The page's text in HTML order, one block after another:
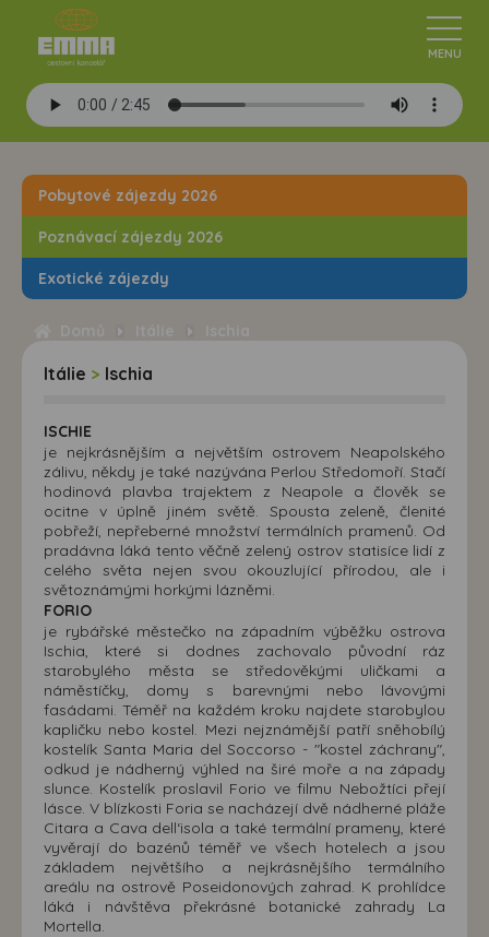
Pobytové zájezdy 2026
Poznávací zájezdy 2026
Exotické zájezdy
Itálie > Ischia
ISCHIE
je nejkrásnějším a největším ostrovem Neapolského
zálivu, někdy je také nazývána Perlou Středomoří. Stačí
hodinová plavba trajektem z Neapole a člověk se
ocitne v úplně jiném světě. Spousta zeleně, členité
pobřeží, nepřeberné množství termálních pramenů. Od
pradávna láká tento věčně zelený ostrov statisíce lidí z
celého světa nejen svou okouzlující přírodou, ale i
světoznámými horkými lázněmi.
FORIO
je rybářské městečko na západním výběžku ostrova
Ischia, které si dodnes zachovalo původní ráz
starobylého města se středověkými uličkami a
náměstíčky, domy s barevnými nebo lávovými
fasádami. Téměř na každém kroku najdete starobylou
kapličku nebo kostel. Mezi nejznámější patří sněhobílý
kostelík Santa Maria del Soccorso - "kostel záchrany",
odkud je nádherný výhled na širé moře a na západy
slunce. Kostelík proslavil Forio ve filmu Nebožtíci přejí
lásce. V blízkosti Foria se nacházejí dvě nádherné pláže
Citara a Cava dell‘isola a také termální prameny, které
vyvěrají do bazénů téměř ve všech hotelech a jsou
základem největšího a nejkrásnějšího termálního
areálu na ostrově Poseidonových zahrad. K prohlídce
láká i návštěva překrásné botanické zahrady La
Mortella.